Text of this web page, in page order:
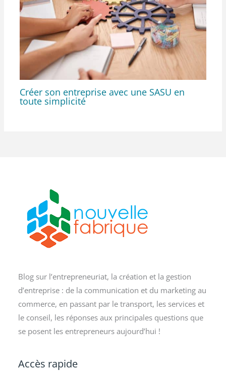
Créer son entreprise avec une SASU en
toute simplicité
Blog sur l’entrepreneuriat, la création et la gestion
d’entreprise : de la communication et du marketing au
commerce, en passant par le transport, les services et
le conseil, les réponses aux principales questions que
se posent les entrepreneurs aujourd’hui !
Accès rapide